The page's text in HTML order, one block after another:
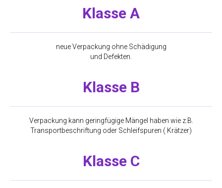
Klasse A
neue Verpackung ohne Schädigung
und Defekten.
Klasse B
Verpackung kann geringfügige Mängel haben wie z.B.
Transportbeschriftung oder Schleifspuren ( Krätzer)
Klasse С